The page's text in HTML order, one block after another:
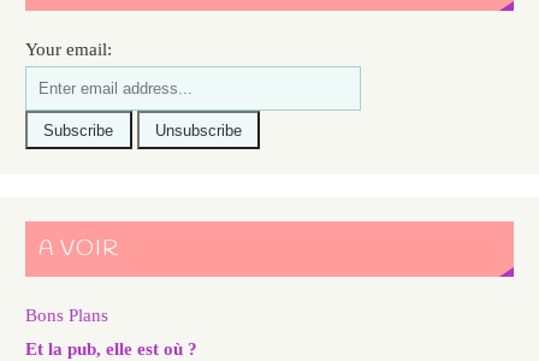
Your email:
A VOIR
Bons Plans
Et la pub, elle est où ?